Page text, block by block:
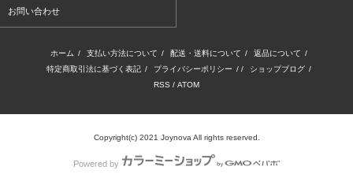
お問い合わせ
ホーム / 支払い方法について / 配送・送料について / 返品について /
特定商取引法に基づく表記 / プライバシーポリシー / / ショップブログ /
RSS / ATOM
Copyright(c) 2021 Joynova All rights reserved.
Powered by